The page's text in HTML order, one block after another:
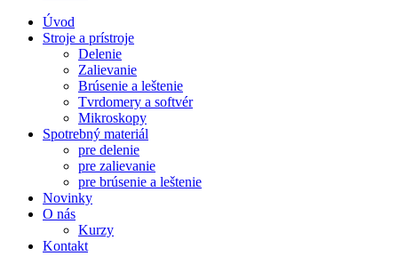
Úvod
Stroje a prístroje
Delenie
Zalievanie
Brúsenie a leštenie
Tvrdomery a softvér
Mikroskopy
Spotrebný materiál
pre delenie
pre zalievanie
pre brúsenie a leštenie
Novinky
O nás
Kurzy
Kontakt